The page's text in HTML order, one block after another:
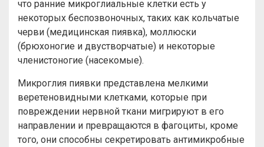
что ранние микроглиальные клетки есть у
некоторых беспозвоночных, таких как кольчатые
черви (медицинская пиявка), моллюски
(брюхоногие и двустворчатые) и некоторые
членистоногие (насекомые).
Микроглия пиявки представлена мелкими
веретеновидными клетками, которые при
повреждении нервной ткани мигрируют в его
направлении и превращаются в фагоциты, кроме
того, они способны секретировать антимикробные